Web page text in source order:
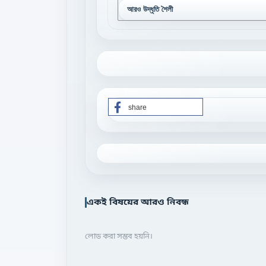
আরও উদ্ধৃতি শৈলী
share
একই বিষয়ের আরও নিবন্ধ
লোড করা সম্ভব হয়নি।